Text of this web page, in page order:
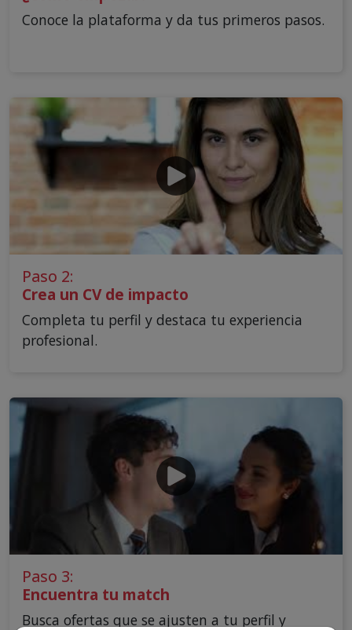
Conoce la plataforma y da tus primeros pasos.
Paso 2:
Crea un CV de impacto
Completa tu perfil y destaca tu experiencia
profesional.
Paso 3:
Encuentra tu match
Busca ofertas que se ajusten a tu perfil y